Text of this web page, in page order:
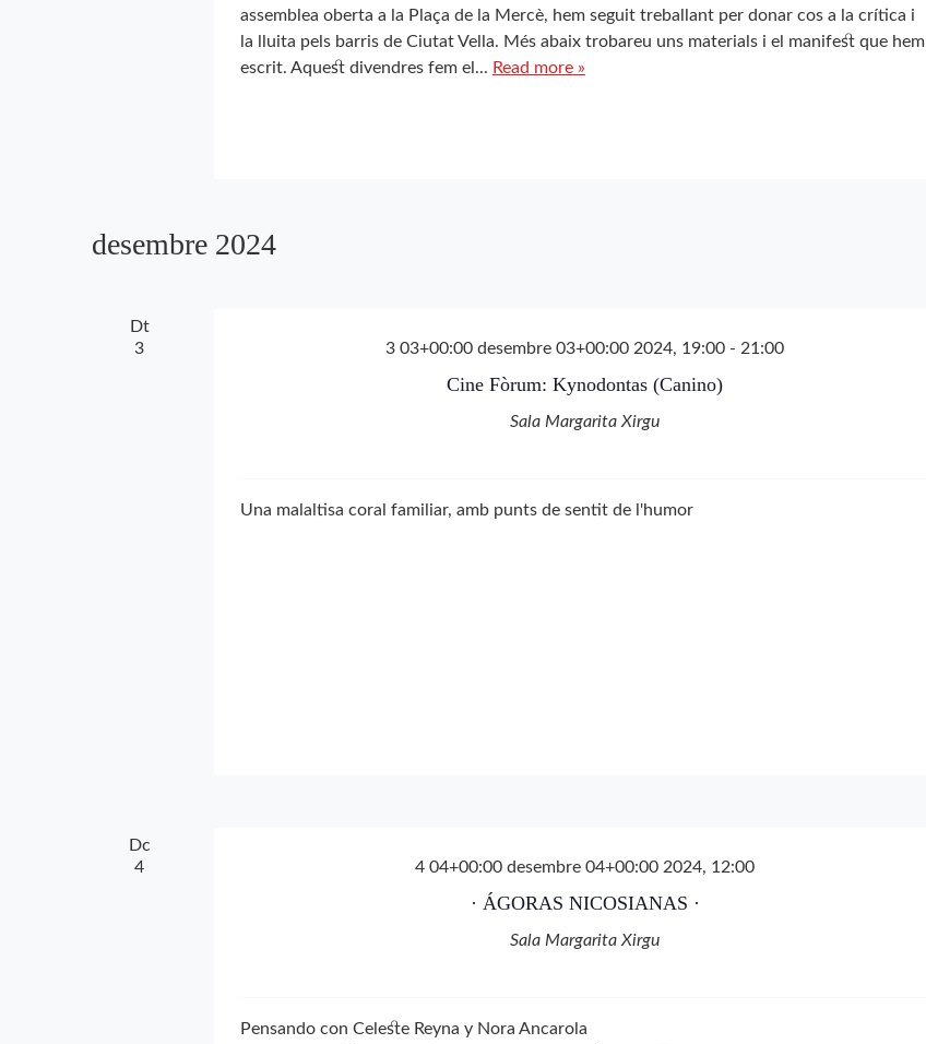
assemblea oberta a la Plaça de la Mercè, hem seguit treballant per donar cos a la crítica i
la lluita pels barris de Ciutat Vella. Més abaix trobareu uns materials i el manifest que hem
escrit. Aquest divendres fem el... Read more »
desembre 2024
Dt
3
3 03+00:00 desembre 03+00:00 2024, 19:00 -21:00
Cine Fòrum: Kynodontas (Canino)
Sala Margarita Xirgu
Una malaltisa coral familiar, amb punts de sentit de l'humor
Dc
4
4 04+00:00 desembre 04+00:00 2024, 12:00
· ÁGORAS NICOSIANAS ·
Sala Margarita Xirgu
Pensando con Celeste Reyna y Nora Ancarola